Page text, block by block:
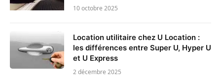
10 octobre 2025
Location utilitaire chez U Location :
les différences entre Super U, Hyper U
et U Express
2 décembre 2025